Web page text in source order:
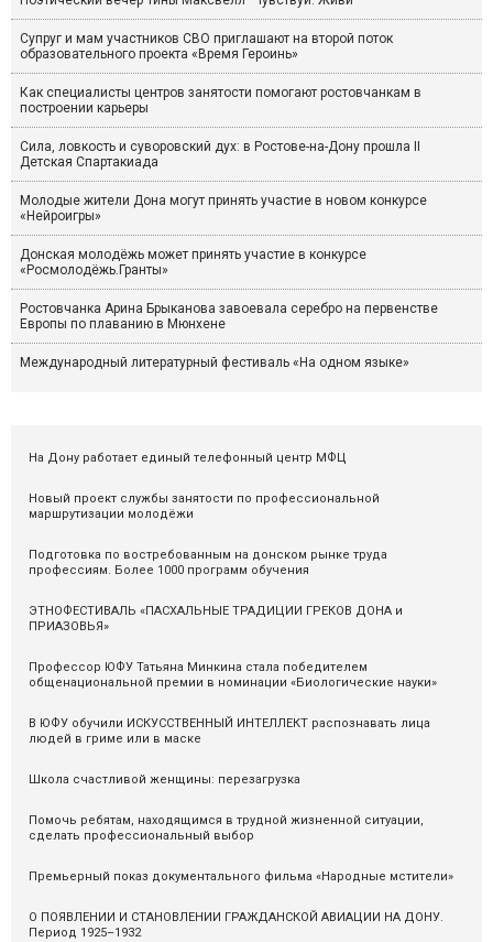
Супруг и мам участников СВО приглашают на второй поток
образовательного проекта «Время Героинь»
Как специалисты центров занятости помогают ростовчанкам в
построении карьеры
Сила, ловкость и суворовский дух: в Ростове-на-Дону прошла II
Детская Спартакиада
Молодые жители Дона могут принять участие в новом конкурсе
«Нейроигры»
Донская молодёжь может принять участие в конкурсе
«Росмолодёжь.Гранты»
Ростовчанка Арина Брыканова завоевала серебро на первенстве
Европы по плаванию в Мюнхене
Международный литературный фестиваль «На одном языке»
На Дону работает единый телефонный центр МФЦ
Новый проект службы занятости по профессиональной
маршрутизации молодёжи
Подготовка по востребованным на донском рынке труда
профессиям. Более 1000 программ обучения
ЭТНОФЕСТИВАЛЬ «ПАСХАЛЬНЫЕ ТРАДИЦИИ ГРЕКОВ ДОНА и
ПРИАЗОВЬЯ»
Профессор ЮФУ Татьяна Минкина стала победителем
общенациональной премии в номинации «Биологические науки»
В ЮФУ обучили ИСКУССТВЕННЫЙ ИНТЕЛЛЕКТ распознавать лица
людей в гриме или в маске
Школа счастливой женщины: перезагрузка
Помочь ребятам, находящимся в трудной жизненной ситуации,
сделать профессиональный выбор
Премьерный показ документального фильма «Народные мстители»
О ПОЯВЛЕНИИ И СТАНОВЛЕНИИ ГРАЖДАНСКОЙ АВИАЦИИ НА ДОНУ.
Период 1925–1932